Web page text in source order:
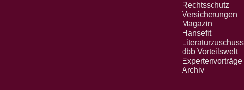
Rechtsschutz
Versicherungen
Magazin
Hansefit
Literaturzuschuss
dbb Vorteilswelt
Expertenvorträge
Archiv